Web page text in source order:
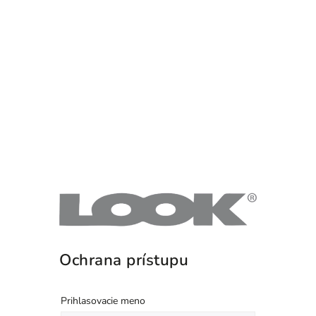
Ochrana prístupu
Prihlasovacie meno